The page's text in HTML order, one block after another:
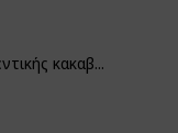
κακαβ...